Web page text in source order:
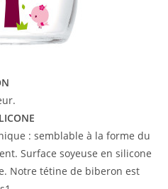
: semblable à la forme du
Surface soyeuse en silicone
Notre tétine de biberon est